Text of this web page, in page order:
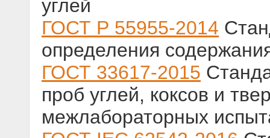
углей
ГОСТ Р 55955-2014
определения
ГОСТ 33617-2015
проб углей, коксов и
межлабораторных